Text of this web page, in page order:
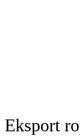
Eksport